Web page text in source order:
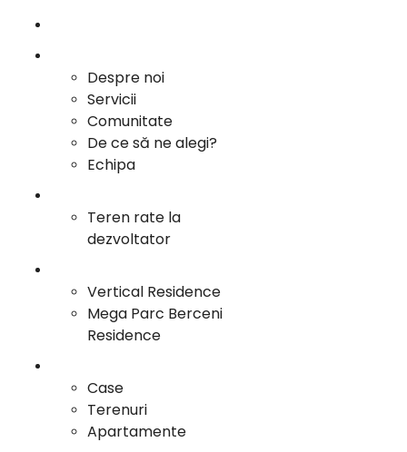
conținut
Despre noi
Servicii
Comunitate
De ce să ne alegi?
Echipa
Teren rate la
dezvoltator
Vertical Residence
Mega Parc Berceni
Residence
Case
Terenuri
Apartamente